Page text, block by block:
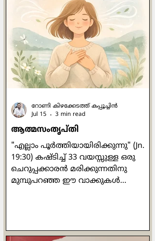
പൂര്‍ത്തിയാക്കിയശേഷം നാം
അനുബന്ധമായി
മനോനില(Mood)യെക്കുറിച്ച്
പഠിക്കുന്നു . മനോനില അഥവാ മൂഡ്
എന്നത് നമ്മുടെ വ്യക്തിത്വവുമായി
അഭേദ്യമായി ബന്ധപ്പെട്ടിരിക്കുന്നു
എന്ന് നാം കണ്ടു . നാലു തരം
ആത്മസംതൃപ്തി
"എല്ലാം പൂര്‍ത്തിയായിരിക്കുന്നു" (Jn.
19:30) കഷ്ടിച്ച് 33 വയസ്സുള്ള ഒരു
ചെറുപ്പക്കാരന്‍ മരിക്കുന്നതിനു
മുമ്പുപറഞ്ഞ ഈ വാക്കുകള്‍
റോണി കിഴക്കേടത്ത് കപ്പൂച്ചിന്‍
Jul 15
3 min read